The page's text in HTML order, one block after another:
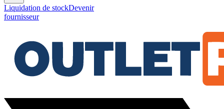
Liquidation de stockDevenir
fournisseur